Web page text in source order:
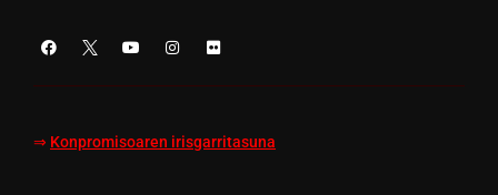
⇒ Konpromisoaren irisgarritasuna